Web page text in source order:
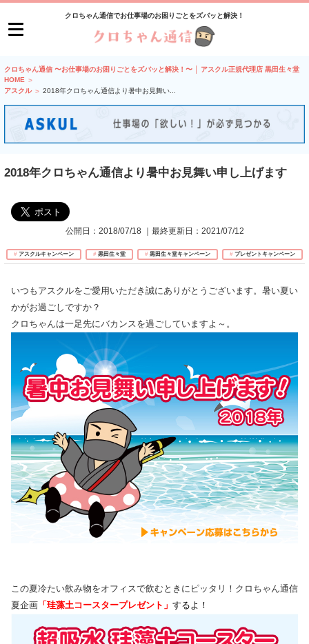
クロちゃん通信でお仕事場のお困りごとをズバッと解決！
クロちゃん通信 〜お仕事場のお困りごとをズバッと解決！〜 │ アスクル正規代理店 黒田生々堂
HOME
アスクル
2018年クロちゃん通信より暑中お見舞い
2018年クロちゃん通信より暑中お見舞い申し上げます
公開日： 2018/07/18 ｜最終更新日： 2021/07/12
アスクルキャンペーン 黒田生々堂 黒田生々堂キャンペーン プレゼントキャンペーン
いつもアスクルをご愛用いただき誠にありがとうございます。暑い夏い
かがお過ごしですか？
クロちゃんは一足先にバカンスを過ごしていますよ～。
この夏冷たい飲み物をオフィスで飲むときにピッタリ！クロちゃん通信
夏企画 「珪藻土コースタープレゼント」 するよ！